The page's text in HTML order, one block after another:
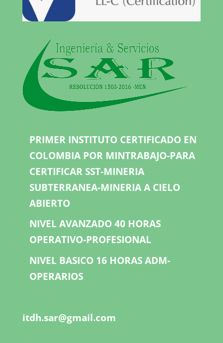
PRIMER INSTITUTO CERTIFICADO EN
COLOMBIA POR MINTRABAJO-PARA
CERTIFICAR SST-MINERIA
SUBTERRANEA-MINERIA A CIELO
ABIERTO
NIVEL AVANZADO 40 HORAS
OPERATIVO-PROFESIONAL
NIVEL BASICO 16 HORAS ADM-
OPERARIOS
itdh.sar@gmail.com